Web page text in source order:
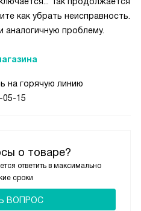
о товаре?
ответить в максимально
сроки
ВОПРОС
как убрать неисправность.
аналогичную проблему.
на горячую линию
05-15